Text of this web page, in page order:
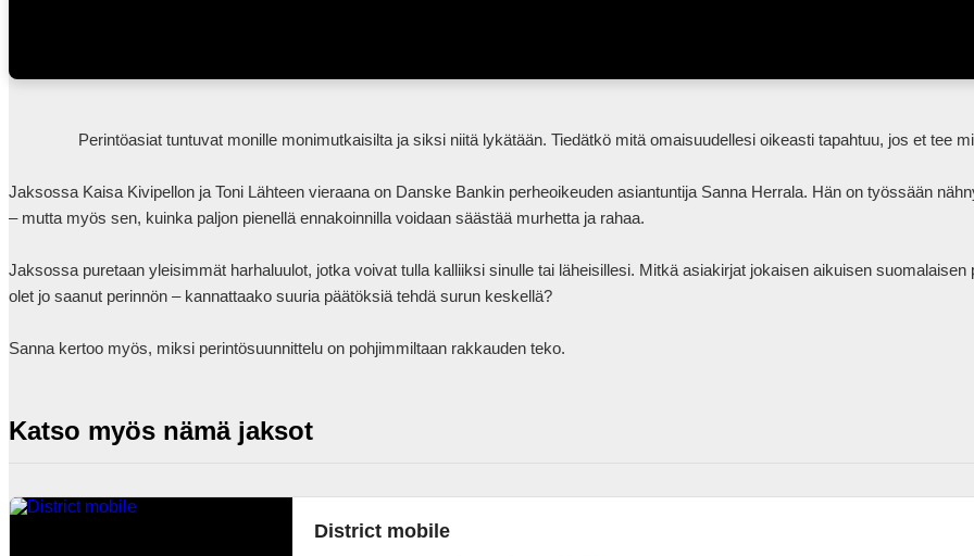
Jaksossa Kaisa Kivipellon ja Toni Lähteen vieraana on Danske Bankin perheoikeuden asiantuntija Sanna Herrala. Hän on työssään
– mutta myös sen, kuinka paljon pienellä ennakoinnilla voidaan säästää murhetta ja rahaa.
Jaksossa puretaan yleisimmät harhaluulot, jotka voivat tulla kalliiksi sinulle tai läheisillesi. Mitkä asiakirjat jokaisen aikuisen
olet jo saanut perinnön – kannattaako suuria päätöksiä tehdä surun keskellä?
Sanna kertoo myös, miksi perintösuunnittelu on pohjimmiltaan rakkauden teko.
Katso myös nämä jaksot
District mobile